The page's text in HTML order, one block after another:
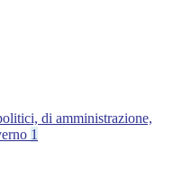
di amministrazione,
1